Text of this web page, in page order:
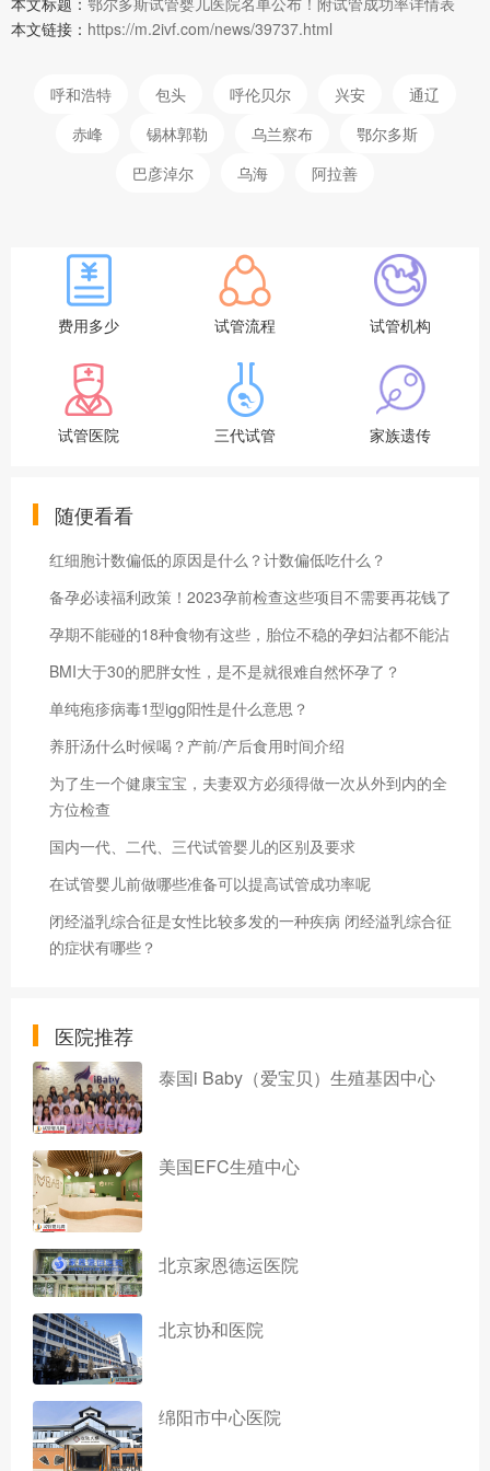
本文链接： https://m.2ivf.com/news/39737.html
呼和浩特 包头 呼伦贝尔 兴安
通辽
赤峰
锡林郭勒 乌兰察布
鄂尔多斯
巴彦淖尔
乌海 阿拉善
费用多少 试管流程 试管机构
试管医院 三代试管 家族遗传
随便看看
红细胞计数偏低的原因是什么？计数偏低吃什么？
备孕必读福利政策！2023孕前检查这些项目不需要再花钱了
孕期不能碰的18种食物有这些，胎位不稳的孕妇沾都不能沾
BMI大于30的肥胖女性，是不是就很难自然怀孕了？
单纯疱疹病毒1型igg阳性是什么意思？
养肝汤什么时候喝？产前/产后食用时间介绍
为了生一个健康宝宝，夫妻双方必须得做一次从外到内的全
方位检查
国内一代、二代、三代试管婴儿的区别及要求
在试管婴儿前做哪些准备可以提高试管成功率呢
闭经溢乳综合征是女性比较多发的一种疾病 闭经溢乳综合征
的症状有哪些？
医院推荐
泰国i Baby（爱宝贝）生殖基因中心
美国EFC生殖中心
北京家恩德运医院
北京协和医院
绵阳市中心医院